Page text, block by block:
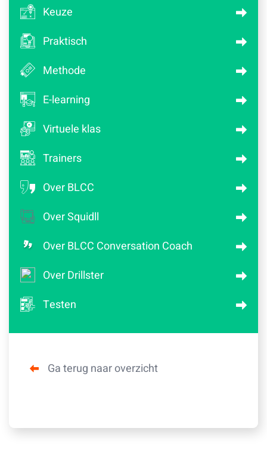
Keuze
Praktisch
Methode
E-learning
Virtuele klas
Trainers
Over BLCC
Over Squidll
Over BLCC Conversation Coach
Over Drillster
Testen
Ga terug naar overzicht